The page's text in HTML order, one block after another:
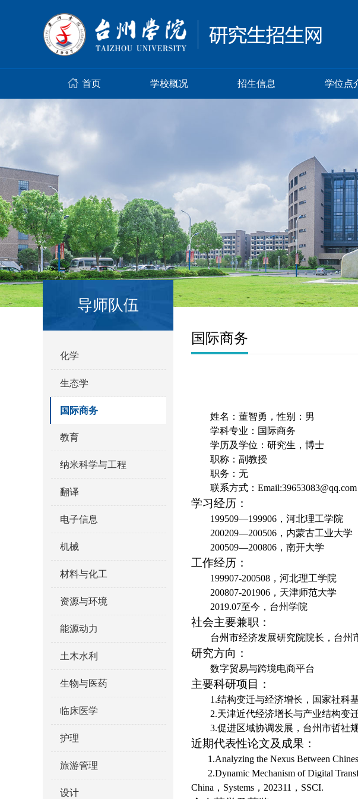
首页 学校概况 招生信息 学位点
导师队伍
化学
生态学
国际商务
教育
纳米科学与工程
翻译
电子信息
机械
材料与化工
资源与环境
能源动力
土木水利
生物与医药
临床医学
护理
旅游管理
设计
国际商务
姓名：董智勇，性别：男
学科专业：国际商务
学历及学位：研究生，博士
职称：副教授
职务：无
联系方式： Email:39653083@qq.com
学习经历：
199509—199906，河北理工学院
200209—200506，内蒙古工业大学
200509—200806，南开大学
工作经历：
199907-200508，河北理工学院
200807-201906，天津师范大学
2019.07至今，台州学院
社会主要兼职：
台州市经济发展研究院院长，台州
研究方向：
数字贸易与跨境电商平台
主要科研项目：
1.结构变迁与经济增长，国家社科
2.天津近代经济增长与产业结构变
3.促进区域协调发展，台州市哲社
近期代表性论文及成果：
1.Analyzing the Nexus Between
2.Dynamic Mechanism of Digital
China，Systems，202311，SSCI.